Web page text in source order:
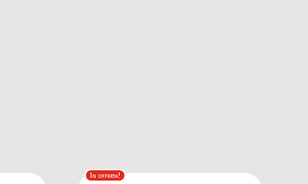
In offerta!